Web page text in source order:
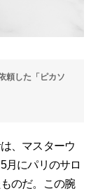
頼した「ピカソ
、マスターウ
月にパリのサロ
のだ。この腕